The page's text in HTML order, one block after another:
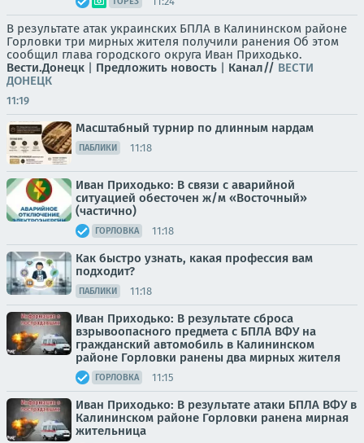
В результате атак украинских БПЛА в Калининском районе
Горловки три мирных жителя получили ранения Об этом
сообщил глава городского округа Иван Приходько.
Вести.Донецк | Предложить новость | Канал// ВЕСТИ
ДОНЕЦК
11:19
Масштабный турнир по длинным нардам
ПАБЛИКИ 11:18
Иван Приходько: В связи с аварийной
ситуацией обесточен ж/м «Восточный»
(частично)
ГОРЛОВКА 11:18
Как быстро узнать, какая профессия вам
подходит?
ПАБЛИКИ 11:18
Иван Приходько: В результате сброса
взрывоопасного предмета с БПЛА ВФУ на
гражданский автомобиль в Калининском
районе Горловки ранены два мирных жителя
ГОРЛОВКА 11:15
Иван Приходько: В результате атаки БПЛА ВФУ в
Калининском районе Горловки ранена мирная
жительница